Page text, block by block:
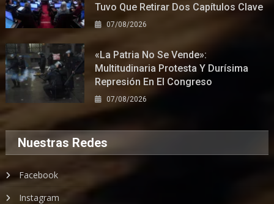
Tuvo Que Retirar Dos Capítulos Clave
07/08/2026
«La Patria No Se Vende»:
Multitudinaria Protesta Y Durísima
Represión En El Congreso
07/08/2026
Nuestras Redes
Facebook
Instagram